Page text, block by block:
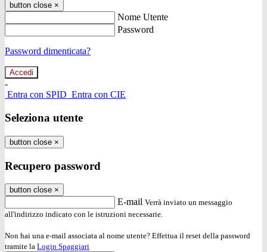
button close ×
Nome Utente
Password
Password dimenticata?
-
Entra con SPID Entra con CIE
Seleziona utente
button close ×
Recupero password
button close ×
E-mail Verrà inviato un messaggio
all'indirizzo indicato con le istruzioni necessarie.
Non hai una e-mail associata al nome utente? Effettua il reset della password
tramite la Login Spaggiari